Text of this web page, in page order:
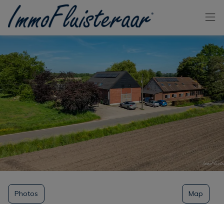
Passer le menu et aller au contenu
Photos Map